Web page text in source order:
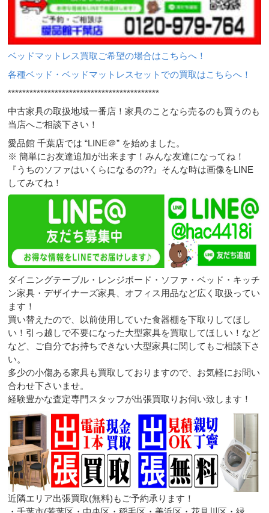
ベッドマットレス買取ご希望の場合はこちらへ！
各種ベッド・ベッドマットレスセットでの買取はこちらへ！
******************************************
中古家具の取扱地域一番店！家具のことなら売るのも買うのも
当店へご相談下さい！
愛品館 千葉店では “LINE＠” を始めました。
※ 簡単にお友達追加が出来ます！みんな友達になってね！
『うちのソファはいくらになるの??』そんな時は画像をLINE
してみてね！
ダイニングテーブル・レンジボード・ソファ・ベッド・キッチ
ン家具・デザイナーズ家具、オフィス用品など広く取扱ってい
ます！
買い替えたので、以前使用していた食器棚を下取りしてほし
い！引っ越しで不要になった大型家具を買取してほしい！など
など、ご自分でお持ちできない大型家具に関してもご相談下さ
い。
多少の小傷ある家具も買取しておりますので、お気軽にお問い
合わせ下さいませ。
経験豊かな査定専門スタッフが出張買取りお伺い致します！
近隣エリア出張買取(無料)もご予約承ります！